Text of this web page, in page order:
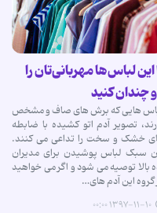
این لباس‌ها مهربانی‌تان را
چندان کنید
هایی که برش های صاف و مشخص
تصویر آدم اتو کشیده با ضابطه
خشک و سخت را تداعی می کنند.
سبک لباس پوشیدن برای مدیران
بالا توصیه می شود و اگر می خواهید
گروه این آدم های…
۱۳۹۷-۱۱-۱۰ ۰۰:۰۰